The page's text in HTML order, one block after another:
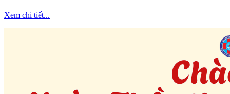
Xem chi tiết...